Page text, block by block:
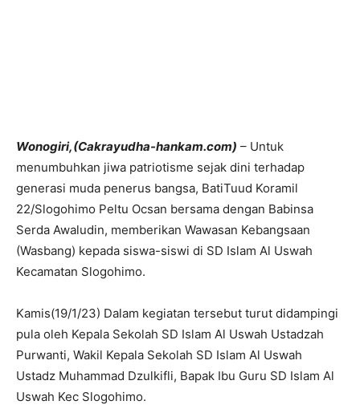
Wonogiri,(Cakrayudha-hankam.com) – Untuk
menumbuhkan jiwa patriotisme sejak dini terhadap
generasi muda penerus bangsa, BatiTuud Koramil
22/Slogohimo Peltu Ocsan bersama dengan Babinsa
Serda Awaludin, memberikan Wawasan Kebangsaan
(Wasbang) kepada siswa-siswi di SD Islam Al Uswah
Kecamatan Slogohimo.
Kamis(19/1/23) Dalam kegiatan tersebut turut didampingi
pula oleh Kepala Sekolah SD Islam Al Uswah Ustadzah
Purwanti, Wakil Kepala Sekolah SD Islam Al Uswah
Ustadz Muhammad Dzulkifli, Bapak Ibu Guru SD Islam Al
Uswah Kec Slogohimo.